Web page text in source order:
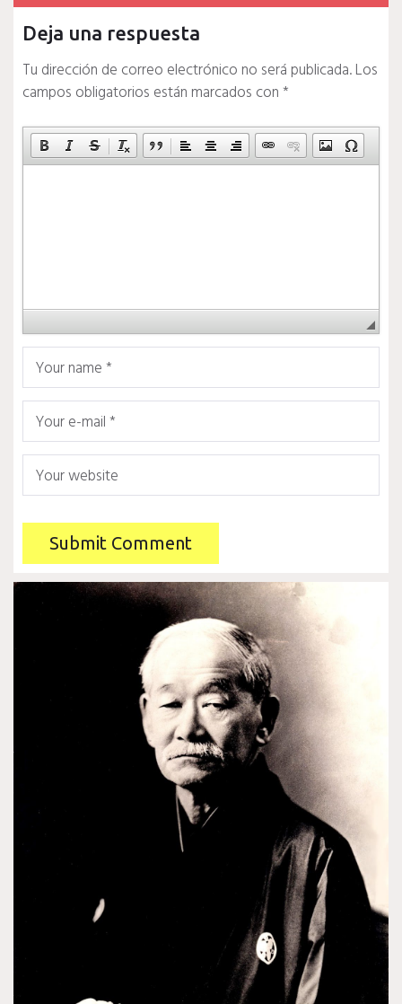
Deja una respuesta
Tu dirección de correo electrónico no será publicada.Los
campos obligatorios están marcados con*